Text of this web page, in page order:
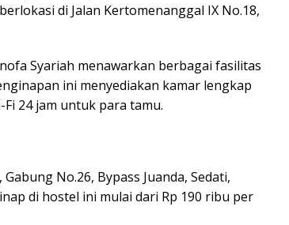
di Jalan Kertomenanggal IX No.18,
Syariah menawarkan berbagai fasilitas
ini menyediakan kamar lengkap
Fi 24 jam untuk para tamu.
No.26, Bypass Juanda, Sedati,
di hostel ini mulai dari Rp 190 ribu per